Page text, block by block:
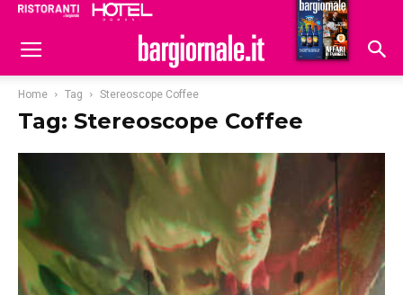
Hoteldomani
Home Tag Stereoscope Coffee
Tag: Stereoscope Coffee